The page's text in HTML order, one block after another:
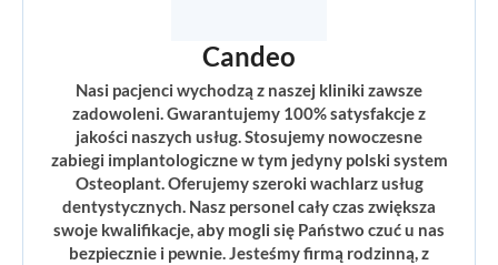
Candeo
Nasi pacjenci wychodzą z naszej kliniki zawsze
zadowoleni. Gwarantujemy 100% satysfakcje z
jakości naszych usług. Stosujemy nowoczesne
zabiegi implantologiczne w tym jedyny polski system
Osteoplant. Oferujemy szeroki wachlarz usług
dentystycznych. Nasz personel cały czas zwiększa
swoje kwalifikacje, aby mogli się Państwo czuć u nas
bezpiecznie i pewnie. Jesteśmy firmą rodzinną, z